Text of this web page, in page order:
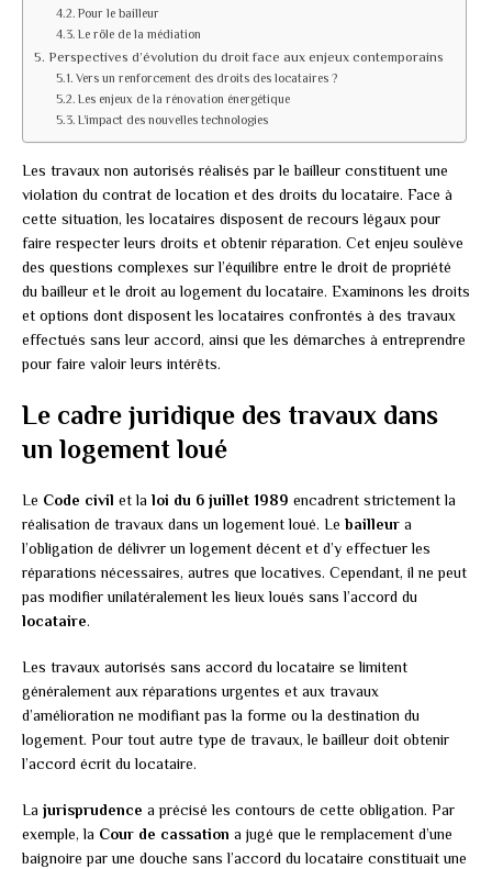
Pour le bailleur
Le rôle de la médiation
Perspectives d’évolution du droit face aux enjeux contemporains
Vers un renforcement des droits des locataires ?
Les enjeux de la rénovation énergétique
L’impact des nouvelles technologies
Les travaux non autorisés réalisés par le bailleur constituent une
violation du contrat de location et des droits du locataire. Face à
cette situation, les locataires disposent de recours légaux pour
faire respecter leurs droits et obtenir réparation. Cet enjeu soulève
des questions complexes sur l’équilibre entre le droit de propriété
du bailleur et le droit au logement du locataire. Examinons les droits
et options dont disposent les locataires confrontés à des travaux
effectués sans leur accord, ainsi que les démarches à entreprendre
pour faire valoir leurs intérêts.
Le cadre juridique des travaux dans
un logement loué
Le Code civil et la loi du 6 juillet 1989 encadrent strictement la
réalisation de travaux dans un logement loué. Lebailleur a
l’obligation de délivrer un logement décent et d’y effectuer les
réparations nécessaires, autres que locatives. Cependant, il ne peut
pas modifier unilatéralement les lieux loués sans l’accord du
locataire.
Les travaux autorisés sans accord du locataire se limitent
généralement aux réparations urgentes et aux travaux
d’amélioration ne modifiant pas la forme ou la destination du
logement. Pour tout autre type de travaux, le bailleur doit obtenir
l’accord écrit du locataire.
La jurisprudence a précisé les contours de cette obligation. Par
exemple, la Cour de cassation a jugé que le remplacement d’une
baignoire par une douche sans l’accord du locataire constituait une